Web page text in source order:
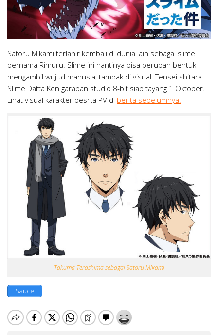
Satoru Mikami terlahir kembali di dunia lain sebagai slime
bernama Rimuru. Slime ini nantinya bisa berubah bentuk
mengambil wujud manusia, tampak di visual. Tensei shitara
Slime Datta Ken garapan studio 8-bit siap tayang 1 Oktober.
Lihat visual karakter besrta PV di berita sebelumnya.
Takuma Terashima sebagai Satoru Mikami
Sauce